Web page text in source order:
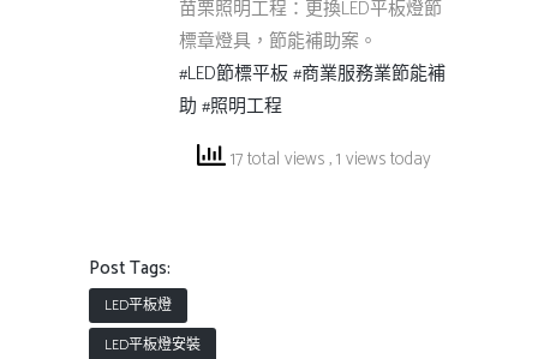
苗栗照明工程：更換LED平板燈節
標章燈具，節能補助案。
#LED節標平板#商業服務業節能補
助 #照明工程
17 total views, 1 views today
Post Tags:
LED平板燈
LED平板燈安裝